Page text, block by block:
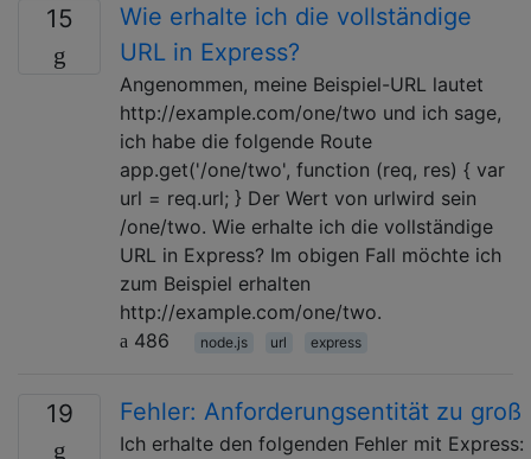
15
Wie erhalte ich die vollständige
URL in Express?
Angenommen, meine Beispiel-URL lautet
http://example.com/one/two und ich sage,
ich habe die folgende Route
app.get('/one/two', function (req, res) { var
url = req.url; } Der Wert von urlwird sein
/one/two. Wie erhalte ich die vollständige
URL in Express? Im obigen Fall möchte ich
zum Beispiel erhalten
http://example.com/one/two.
486
node.js url express
19 Fehler: Anforderungsentität zu groß
Ich erhalte den folgenden Fehler mit